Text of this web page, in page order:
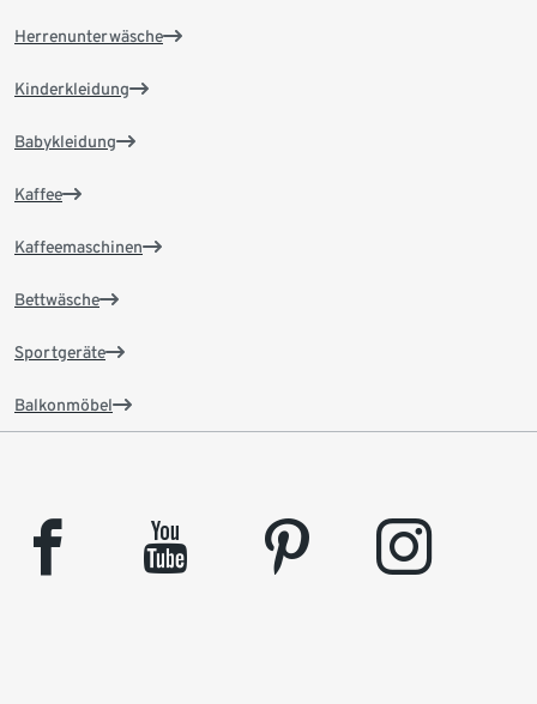
Herrenunterwäsche
Kinderkleidung
Babykleidung
Kaffee
Kaffeemaschinen
Bettwäsche
Sportgeräte
Balkonmöbel
facebook youtube pinterest instagram